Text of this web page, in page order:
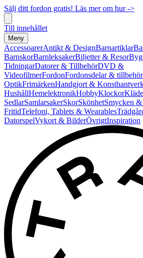
Sälj ditt fordon gratis! Läs mer om hur ->
Till innehållet
Meny
AccessoarerAntikt & DesignBarnartiklar
BarnskorBarnleksakerBiljetter & Resor
TidningarDatorer & TillbehörDVD &
VideofilmerFordonFordonsdelar & tillbehör
OptikFrimärkenHandgjort &
HushållHemelektronikHobbyKlockor
SedlarSamlarsakerSkorSkönhetSmycken
FritidTelefoni, Tablets & Wearables
DatorspelVykort & BilderÖvrigtInspiration